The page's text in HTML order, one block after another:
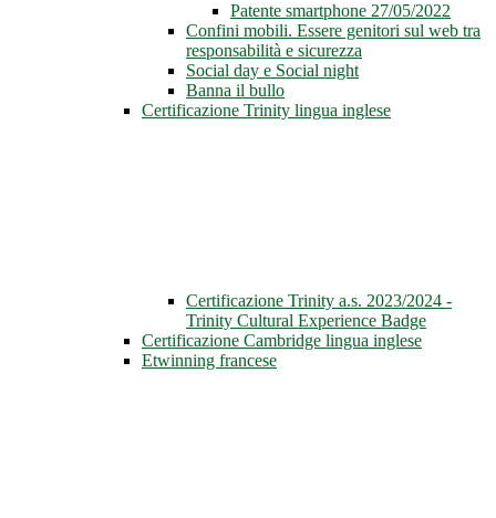
Patente smartphone 27/05/2022
Confini mobili. Essere genitori sul web tra
responsabilità e sicurezza
Social day e Social night
Banna il bullo
Certificazione Trinity lingua inglese
Certificazione Trinity a.s. 2023/2024 -
Trinity Cultural Experience Badge
Certificazione Cambridge lingua inglese
Etwinning francese